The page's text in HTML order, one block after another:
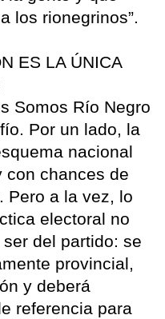
los rionegrinos”.
ES LA ÚNICA
Somos Río Negro
Por un lado, la
nacional
con chances de
Pero a la vez, lo
electoral no
del partido: se
provincial,
y deberá
referencia para